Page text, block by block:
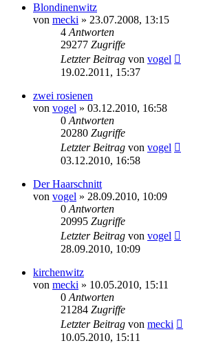
Blondinenwitz
von mecki » 23.07.2008, 13:15
4 Antworten
29277 Zugriffe
Letzter Beitrag von vogel
19.02.2011, 15:37
zwei rosienen
von vogel » 03.12.2010, 16:58
0 Antworten
20280 Zugriffe
Letzter Beitrag von vogel
03.12.2010, 16:58
Der Haarschnitt
von vogel » 28.09.2010, 10:09
0 Antworten
20995 Zugriffe
Letzter Beitrag von vogel
28.09.2010, 10:09
kirchenwitz
von mecki » 10.05.2010, 15:11
0 Antworten
21284 Zugriffe
Letzter Beitrag von mecki
10.05.2010, 15:11